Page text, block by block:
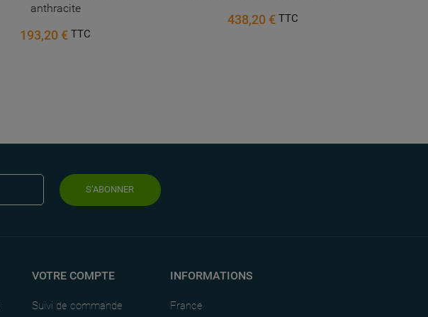
anthracite
193,20 €TTC
438,20 € TTC
S’ABONNER
VOTRE COMPTE
Suivi de commande
INFORMATIONS
France